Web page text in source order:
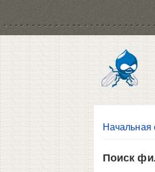
Вы здесь
Начальная
Поиск